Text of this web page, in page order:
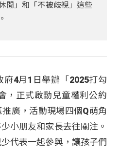
閒」和「不被歧視」這些
府4月1日舉辦「2025打勾
，正式啟動兒童權利公約
推廣，活動現場四個Q萌角
小朋友和家長去往關注。
代表一起參與，讓孩子們